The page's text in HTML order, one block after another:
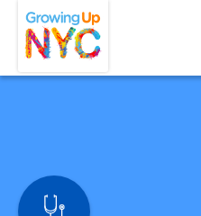
Skip
main
content